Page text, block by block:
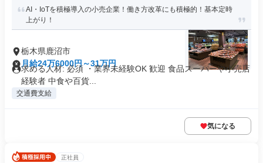
AI・IoTを積極導入の小売企業！働き方改革にも積極的！基本定時
上がり！
栃木県鹿沼市
月給24万6000円～31万円
求める人材: 必須 ・業界未経験OK 歓迎 食品スーパーや小売店
経験者 中食や百貨...
交通費支給
気になる
正社員